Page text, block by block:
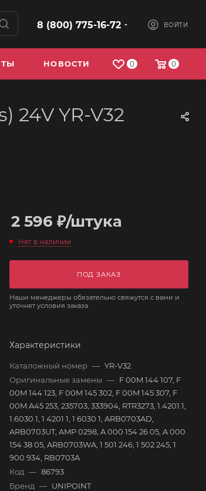
8 (800) 775-16-72 ВОЙТИ
0 0
НОВОСТИ
24V YR-V32
2 596 ₽/штука
Нет в наличии
ПОД ЗАКАЗ
Наши менеджеры обязательно свяжутся с вами и
уточнят условия заказа
Характеристики
Каталожный номер — YR-V32
Оригинальные замены — F 00M 144 107, F
00M 144 123, F 00M 145 302, F 00M 145 307, F
00M A45 253, 235703, 333904, RTR3273, 1.4201.1,
1.6030.1, 1 4201 1, 1 6030 1, ARB0703AD,
ARB0703UT, AMP 0298, A 000 154 26 05, A 000
154 38 05, ARB0703WA, 1 501 246, 1 502 245, 1
900 934, RB0703A
Код — 86793
Бренд — UNIPOINT